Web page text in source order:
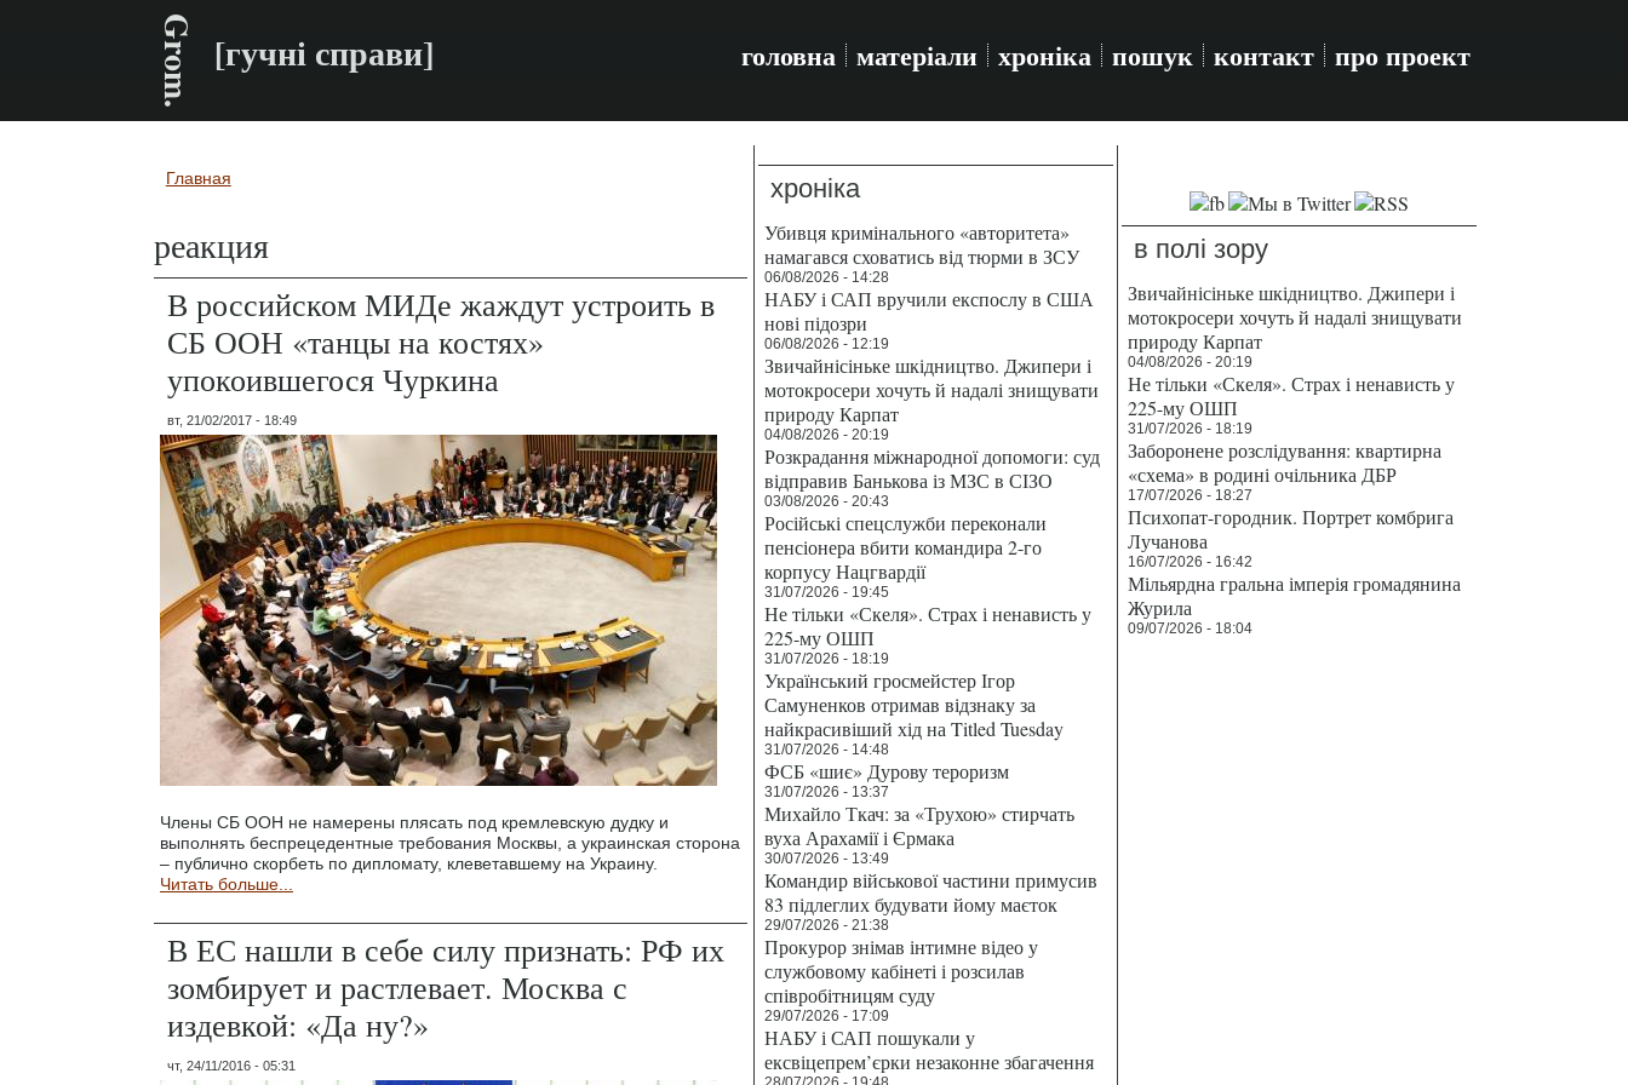
Grom. [гучні справи] головна матеріали хроніка пошук контакт про проект
Вы здесь
Главная
реакция
В российском МИДе жаждут устроить в
СБ ООН «танцы на костях»
упокоившегося Чуркина
вт, 21/02/2017 - 18:49
Члены СБ ООН не намерены плясать под кремлевскую дудку и
выполнять беспрецедентные требования Москвы, а украинская сторона
– публично скорбеть по дипломату, клеветавшему на Украину.
Читать больше...
В ЕС нашли в себе силу признать: РФ их
зомбирует и растлевает. Москва с
издевкой: «Да ну?»
чт, 24/11/2016 - 05:31
хроніка
Убивця кримінального «авторитета»
намагався сховатись від тюрми в ЗСУ
06/08/2026 - 14:28
НАБУ і САП вручили експослу в США
нові підозри
06/08/2026 - 12:19
Звичайнісіньке шкідництво. Джипери і
мотокросери хочуть й надалі знищувати
природу Карпат
04/08/2026 - 20:19
Розкрадання міжнародної допомоги: суд
відправив Банькова із МЗС в СІЗО
03/08/2026 - 20:43
Російські спецслужби переконали
пенсіонера вбити командира 2-го
корпусу Нацгвардії
31/07/2026 - 19:45
Не тільки «Скеля». Страх і ненависть у
225-му ОШП
31/07/2026 - 18:19
Український гросмейстер Ігор
Самуненков отримав відзнаку за
найкрасивіший хід на Titled Tuesday
31/07/2026 - 14:48
ФСБ «шиє» Дурову тероризм
31/07/2026 - 13:37
Михайло Ткач: за «Трухою» стирчать
вуха Арахамії і Єрмака
30/07/2026 - 13:49
Командир військової частини примусив
83 підлеглих будувати йому маєток
29/07/2026 - 21:38
Прокурор знімав інтимне відео у
службовому кабінеті і розсилав
співробітницям суду
29/07/2026 - 17:09
НАБУ і САП пошукали у
ексвіцепрем’єрки незаконне збагачення
в полі зору
Звичайнісіньке шкідництво. Джипери і
мотокросери хочуть й надалі знищувати
природу Карпат
04/08/2026 - 20:19
Не тільки «Скеля». Страх і ненависть у
225-му ОШП
31/07/2026 - 18:19
Заборонене розслідування: квартирна
«схема» в родині очільника ДБР
17/07/2026 - 18:27
Психопат-городник. Портрет комбрига
Лучанова
16/07/2026 - 16:42
Мільярдна гральна імперія громадянина
Журила
09/07/2026 - 18:04